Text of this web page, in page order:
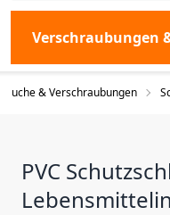
Verschraubungen
& Verschraubungen
PVC